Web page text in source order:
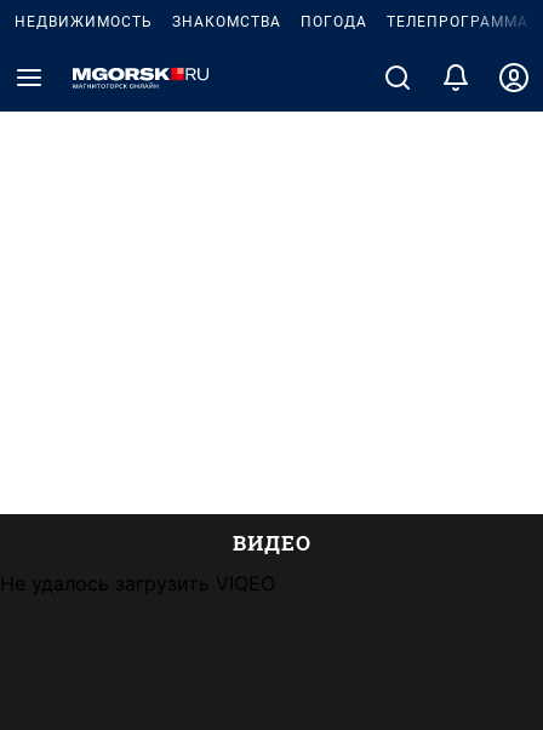
НЕДВИЖИМОСТЬ ЗНАКОМСТВА ПОГОДА ТЕЛЕПРОГРАММА
ВИДЕО
Не удалось загрузить VIQEO